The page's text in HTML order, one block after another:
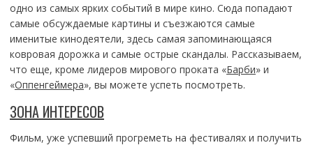
одно из самых ярких событий в мире кино. Сюда попадают
самые обсуждаемые картины и съезжаются самые
именитые кинодеятели, здесь самая запоминающаяся
ковровая дорожка и самые острые скандалы. Рассказываем,
что еще, кроме лидеров мирового проката «Барби» и
«Оппенгеймера», вы можете успеть посмотреть.
ЗОНА ИНТЕРЕСОВ
Фильм, уже успевший прогреметь на фестивалях и получить